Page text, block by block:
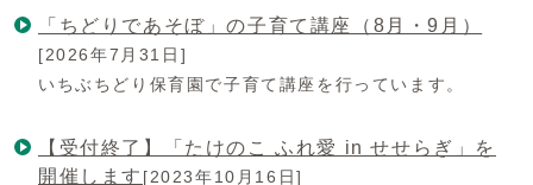
「ちどりであそぼ」の子育て講座（8月・9月）
[2026年7月31日]
いちぶちどり保育園で子育て講座を行っています。
【受付終了】「たけのこ ふれ愛 in せせらぎ」を
開催します [2023年10月16日]